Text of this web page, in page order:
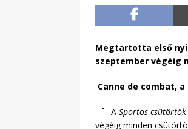
Megtartotta első
szeptember végéig
Canne de combat,
A Sportos csütörtök
végéig minden